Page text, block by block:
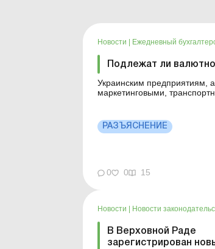
Новости Ежедневный
Подлежат ли
Украинским предприятиям,
маркетинговыми,
РАЗЪЯСНЕНИЕ
0 0 15
Новости Новости
В Верховной Раде
зарегистрирован